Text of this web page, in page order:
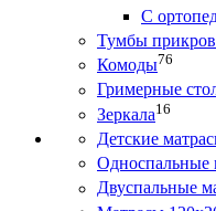
С
Тумбы
Комоды76
Гримерные
Зеркала16
Детские
Односпальные
Двуспальные